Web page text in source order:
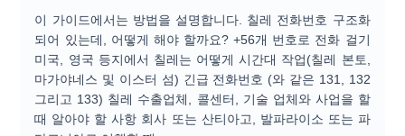
이 가이드에서는 방법을 설명합니다. 칠레 전화번호 구조화
되어 있는데, 어떻게 해야 할까요?+56개 번호로 전화 걸기
미국, 영국 등지에서 칠레는 어떻게시간대 작업(칠레 본토,
마가야네스 및 이스터 섬) 긴급 전화번호 (와 같은 131
132
그리고 133) 칠레 수출업체, 콜센터, 기술 업체와 사업을 할
때 알아야 할 사항 회사 또는 산티아고, 발파라이소 또는 파